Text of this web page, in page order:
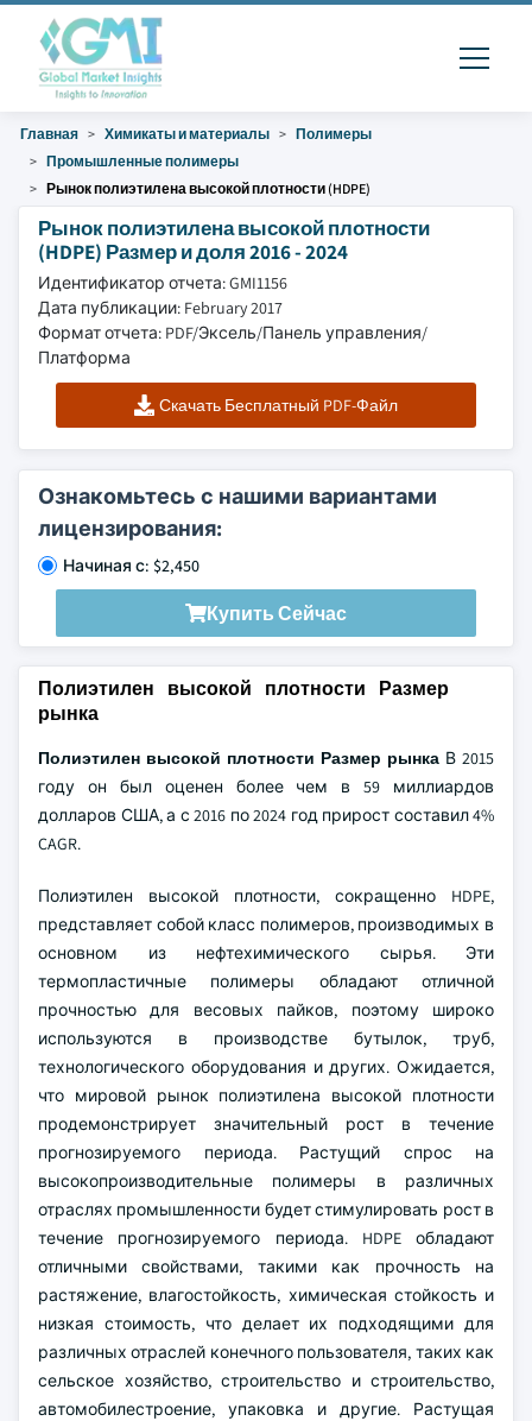
Главная Химикаты и материалы
Полимеры
Промышленные полимеры
Рынок полиэтилена высокой плотности (HDPE)
Рынок полиэтилена высокой плотности
(HDPE) Размер и доля 2016 - 2024
Идентификатор отчета: GMI1156
Дата публикации: February 2017
Формат отчета: PDF/Эксель/Панель управления/
Платформа
Скачать Бесплатный PDF-Файл
Ознакомьтесь с нашими вариантами
лицензирования:
Начиная с: $2,450
Купить Сейчас
Полиэтилен высокой плотности Размер
рынка
Полиэтилен высокой плотности Размер рынка В 2015
году он был оценен более чем в 59 миллиардов
долларов США, а с 2016 по 2024 год прирост составил 4%
CAGR.
Полиэтилен высокой плотности, сокращенно HDPE,
представляет собой класс полимеров, производимых в
основном из нефтехимического сырья. Эти
термопластичные полимеры обладают отличной
прочностью для весовых пайков, поэтому широко
используются в производстве бутылок, труб,
технологического оборудования и других. Ожидается,
что мировой рынок полиэтилена высокой плотности
продемонстрирует значительный рост в течение
прогнозируемого периода. Растущий спрос на
высокопроизводительные полимеры в различных
отраслях промышленности будет стимулировать рост в
течение прогнозируемого периода. HDPE обладают
отличными свойствами, такими как прочность на
растяжение, влагостойкость, химическая стойкость и
низкая стоимость, что делает их подходящими для
различных отраслей конечного пользователя, таких как
сельское хозяйство, строительство и строительство,
автомобилестроение, упаковка и другие. Растущая